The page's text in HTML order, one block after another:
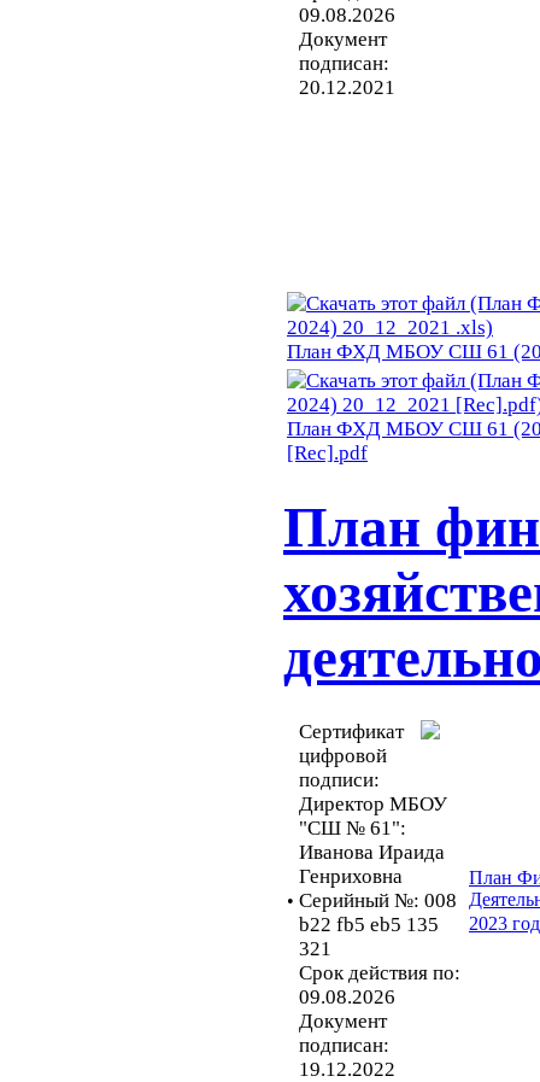
09.08.2026
Документ
подписан:
20.12.2021
План ФХД МБОУ СШ 61
План ФХД МБОУ СШ 61
[Rec].pdf
План
•
Сертификат
цифровой
подписи:
Директор МБОУ
"СШ № 61":
Иванова Ираида
Генриховна
Серийный №: 008
b22 fb5 eb5 135
321
Срок действия по:
09.08.2026
Документ
подписан:
19.12.2022
План
2023